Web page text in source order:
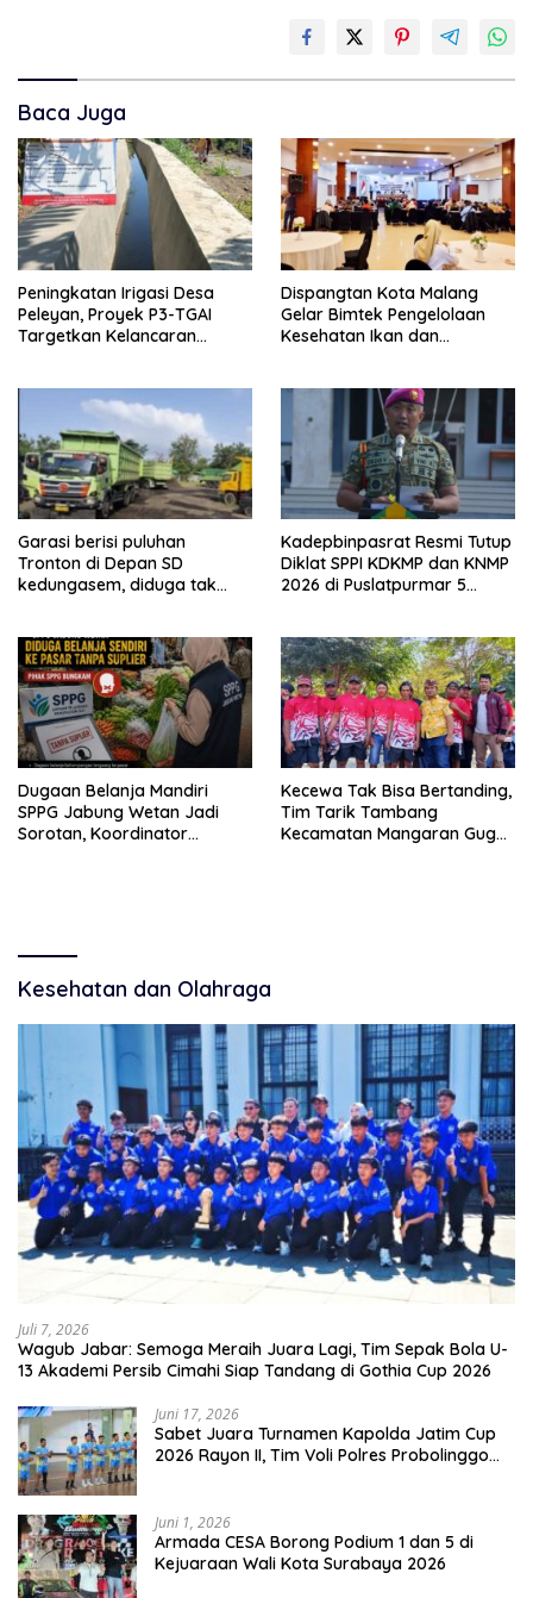
Baca Juga
Peningkatan Irigasi Desa
Peleyan, Proyek P3-TGAI
Targetkan Kelancaran
Dispangtan Kota Malang
Gelar Bimtek Pengelolaan
Kesehatan Ikan dan
Garasi berisi puluhan
Tronton di Depan SD
kedungasem, diduga tak
Kadepbinpasrat Resmi Tutup
Diklat SPPI KDKMP dan KNMP
2026 di Puslatpurmar 5
Dugaan Belanja Mandiri
SPPG Jabung Wetan Jadi
Sorotan, Koordinator
Kecewa Tak Bisa Bertanding,
Tim Tarik Tambang
Kecamatan Mangaran Gugur
Kesehatan dan Olahraga
Juli 7, 2026
Wagub Jabar: Semoga Meraih Juara Lagi, Tim Sepak Bola U-
13 Akademi Persib Cimahi Siap Tandang di Gothia Cup 2026
Juni 17, 2026
Sabet Juara Turnamen Kapolda Jatim Cup
2026 Rayon II, Tim Voli Polres Probolinggo
Juni 1, 2026
Armada CESA Borong Podium 1 dan 5 di
Kejuaraan Wali Kota Surabaya 2026